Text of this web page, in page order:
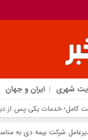
شهری ایران و جهان
کامل؛ خدمات یکی پس از
شرکت بیمه دی به